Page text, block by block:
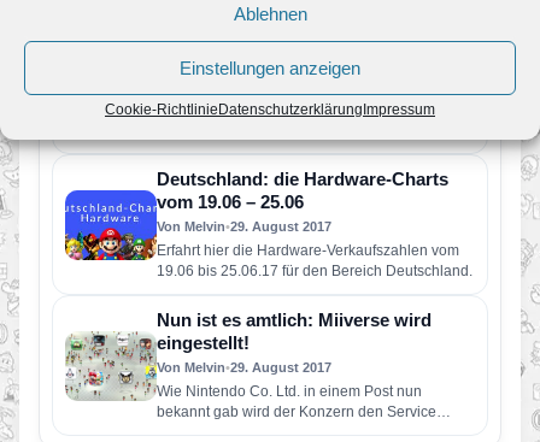
Ablehnen
Einstellungen anzeigen
Cookie-Richtlinie Datenschutzerklärung Impressum
beide Nintendo Switch-Spiele für 2019 an…
Ankündigung | New Super Mario
Bros. U Deluxe
Wenn diese überarbeitete Version des
am 11. Januar 2019 für Nintendo Switch…
Deutschland: die Hardware-Charts
vom 19.06 – 25.06
Von Melvin•29. August 2017
Erfahrt hier die Hardware-Verkaufszahlen vom
19.06 bis 25.06.17 für den Bereich Deutschland.
Nun ist es amtlich: Miiverse wird
eingestellt!
Von Melvin•29. August 2017
Wie Nintendo Co. Ltd. in einem Post nun
bekannt gab wird der Konzern den Service
Miiverse für Wii…